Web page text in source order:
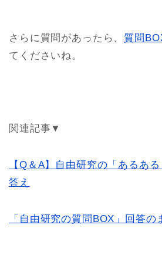
さらに質問があったら、質問
てくださいね。
関連記事▼
【Q＆A】自由研究の「あるあ
答え
「自由研究の質問BOX」回答の